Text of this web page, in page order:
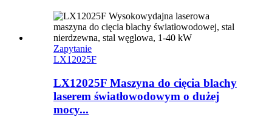
Zapytanie
LX12025F
LX12025F Maszyna do cięcia blachy
laserem światłowodowym o dużej
mocy...